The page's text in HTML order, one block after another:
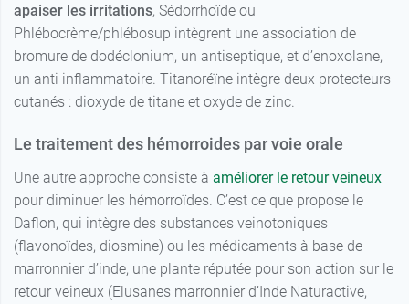
apaiser les irritations, Sédorrhoïde ou
Phlébocrème/phlébosup intègrent une association de
bromure de dodéclonium, un antiseptique, et d’enoxolane,
un anti inflammatoire. Titanoréïne intègre deux protecteurs
cutanés : dioxyde de titane et oxyde de zinc.
Le traitement des hémorroides par voie orale
Une autre approche consiste à améliorer le retour veineux
pour diminuer les hémorroïdes. C’est ce que propose le
Daflon, qui intègre des substances veinotoniques
(flavonoïdes, diosmine) ou les médicaments à base de
marronnier d’inde, une plante réputée pour son action sur le
retour veineux (Elusanes marronnier d’Inde Naturactive,